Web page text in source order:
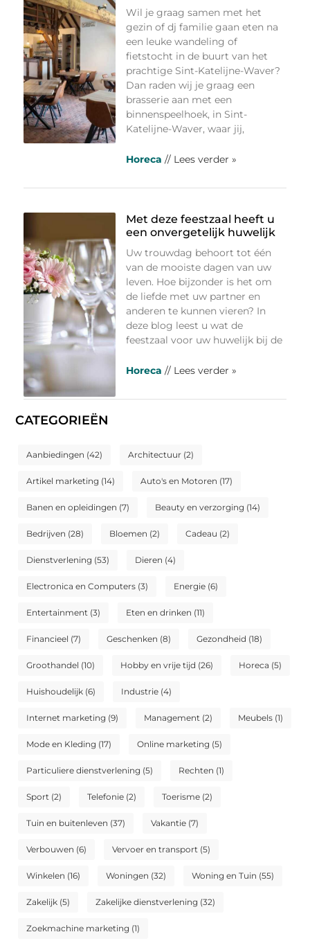
CATEGORIEËN
Aanbiedingen (42) Architectuur (2)
Artikel marketing (14) Auto's en Motoren (17)
Banen en opleidingen (7) Beauty en verzorging (14)
Bedrijven (28) Bloemen (2) Cadeau (2)
Dienstverlening (53) Dieren (4)
Electronica en Computers (3) Energie (6)
Entertainment (3) Eten en drinken (11)
Financieel (7) Geschenken (8) Gezondheid (18)
Groothandel (10) Hobby en vrije tijd (26) Horeca (5)
Huishoudelijk (6) Industrie (4)
Internet marketing (9) Management (2) Meubels (1)
Mode en Kleding (17) Online marketing (5)
Particuliere dienstverlening (5) Rechten (1)
Sport (2) Telefonie (2) Toerisme (2)
Tuin en buitenleven (37) Vakantie (7)
Verbouwen (6) Vervoer en transport (5)
Winkelen (16) Woningen (32) Woning en Tuin (55)
Zakelijk (5) Zakelijke dienstverlening (32)
Zoekmachine marketing (1)
Wil je graag samen met het
gezin of dj familie gaan eten na
een leuke wandeling of
fietstocht in de buurt van het
prachtige Sint-Katelijne-Waver?
Dan raden wij je graag een
brasserie aan met een
binnenspeelhoek, in Sint-
Katelijne-Waver, waar jij,
Horeca // Lees verder »
Met deze feestzaal heeft u
een onvergetelijk huwelijk
Uw trouwdag behoort tot één
van de mooiste dagen van uw
leven. Hoe bijzonder is het om
de liefde met uw partner en
anderen te kunnen vieren? In
deze blog leest u wat de
feestzaal voor uw huwelijk bij de
Horeca // Lees verder »